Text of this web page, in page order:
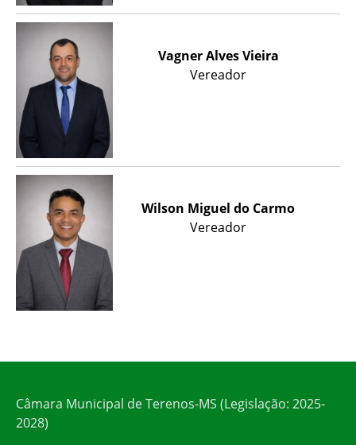
Vagner Alves Vieira
Vereador
Wilson Miguel do Carmo
Vereador
Câmara Municipal de Terenos-MS (Legislação: 2025-
2028)